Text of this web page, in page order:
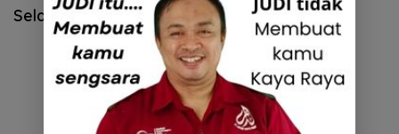
Selamat Hari Pendidikan Nasional